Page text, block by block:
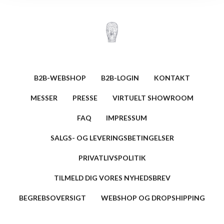
B2B-WEBSHOP B2B-LOGIN KONTAKT
MESSER PRESSE VIRTUELT SHOWROOM
FAQ IMPRESSUM
SALGS- OG LEVERINGSBETINGELSER
PRIVATLIVSPOLITIK
TILMELD DIG VORES NYHEDSBREV
BEGREBSOVERSIGT WEBSHOP OG DROPSHIPPING